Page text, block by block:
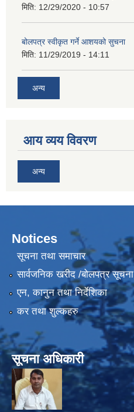
मिति: 12/29/2020 - 10:57
बोलपत्र स्वीकृत गर्ने आशयको सुचना
मिति: 11/29/2019 - 14:11
अन्य
आय व्यय विवरण
अन्य
Notices
सूचना तथा समाचार
सार्वजनिक खरीद /बोलपत्र सूचना
एन, कानुन तथा निर्देशिका
कर तथा शुल्कहरु
सूचना अधिकारी